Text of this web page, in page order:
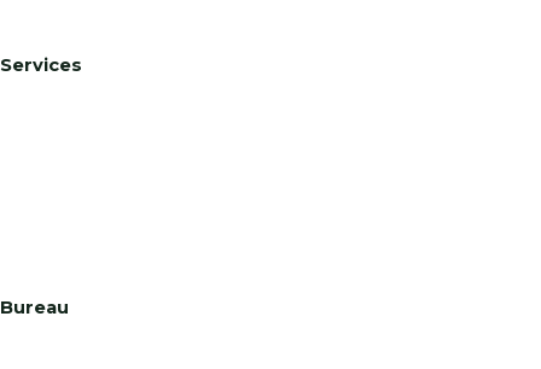
Services
Bureau